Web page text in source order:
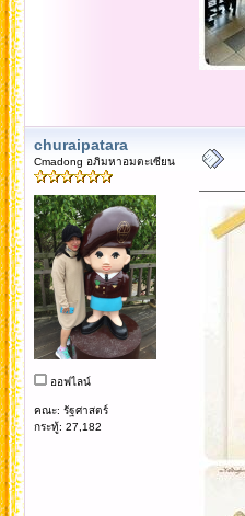
churaipatara
Cmadong อภิมหาอมตะเซียน
ออฟไลน์
คณะ: รัฐศาสตร์
กระทู้: 27,182